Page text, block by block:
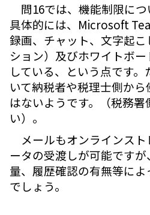
問16では、機能制限につ
具体的には、Microsoft
録画、チャット、文字起
ション）及びホワイトボ
している、という点です
いて納税者や税理士側か
はないようです。（税務
い）。
メールもオンラインス
ータの受渡しが可能です
量、履歴確認の有無等に
でしょう。